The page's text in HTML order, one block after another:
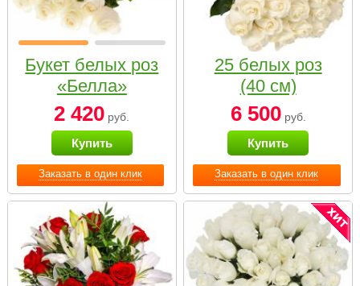
Заказать в один клик
Букет белых роз
«Белла»
2 420 руб.
Купить
Заказать в один клик
25 белых роз
(40 см)
6 500руб.
Купить